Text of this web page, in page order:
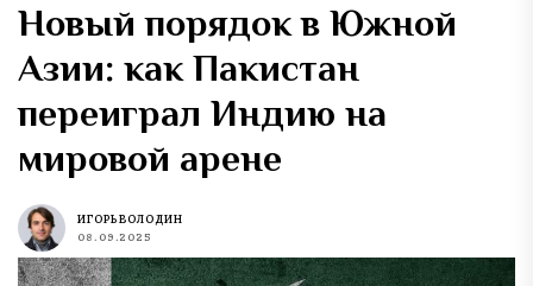
Новый порядок в Южной
Азии: как Пакистан
переиграл Индию на
мировой арене
ИГОРЬ ВОЛОДИН
08.09.2025